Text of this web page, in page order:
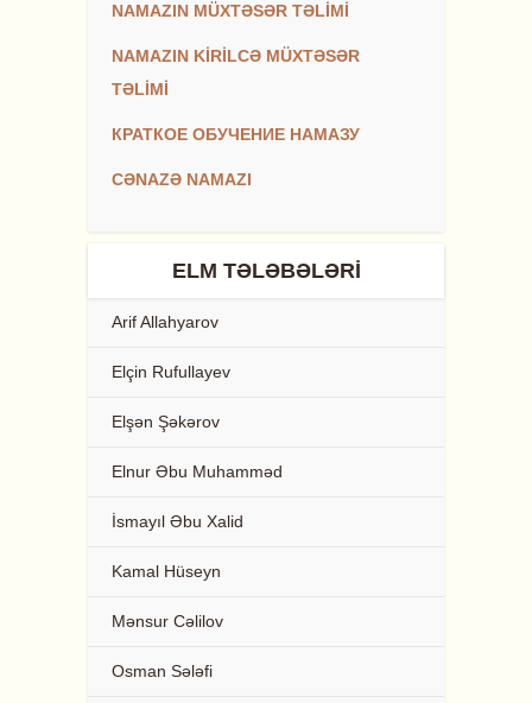
NAMAZIN MÜXTƏSƏR TƏLİMİ
NAMAZIN KİRİLCƏ MÜXTƏSƏR
TƏLİMİ
КРАТКОЕ ОБУЧЕНИЕ НАМАЗУ
CƏNAZƏ NAMAZI
ELM TƏLƏBƏLƏRI
Arif Allahyarov
Elçin Rufullayev
Elşən Şəkərov
Elnur Əbu Muhamməd
İsmayıl Əbu Xalid
Kamal Hüseyn
Mənsur Cəlilov
Osman Sələfi